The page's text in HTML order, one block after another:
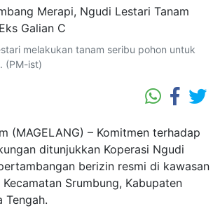
melakukan tanam seribu pohon untuk
(PM-ist)
(MAGELANG) – Komitmen terhadap
ditunjukkan Koperasi Ngudi
berizin resmi di kawasan
Srumbung, Kabupaten
Tengah.